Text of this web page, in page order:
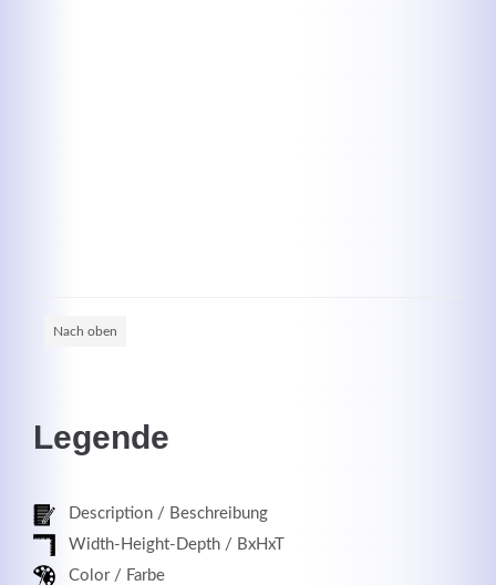
Nach oben
Legende
Description / Beschreibung
Width-Height-Depth / BxHxT
Color / Farbe
Registrieren